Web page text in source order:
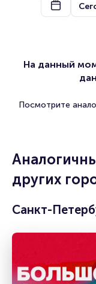
На данный
Посмотрите
других
Санкт-